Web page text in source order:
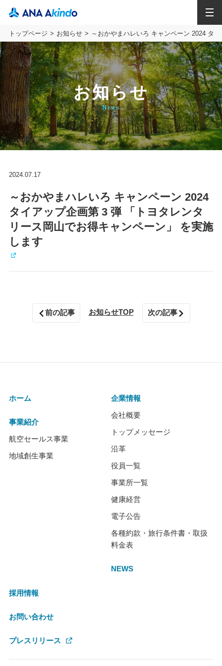
トップページ お知らせ ～おかやまハレいろ キャンペーン 2024 タ
お知らせ
News
2024.07.17
～おかやまハレいろ キャンペーン 2024
タイアップ企画第 3 弾 「トヨタレンタ
リース岡山でお得キャンペーン」 を実施
します
前の記事 お知らせTOP 次の記事
ホーム
事業紹介
航空セールス事業
地域創生事業
企業情報
会社概要
トップメッセージ
沿革
役員一覧
事業所一覧
健康経営
電子公告
各種約款・旅行条件書・取扱
料金表
NEWS
採用情報
お問い合わせ
プレスリリース